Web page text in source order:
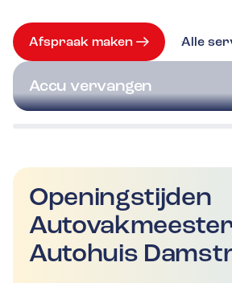
Afspraak maken Alle
Accu vervangen
Openingstijden
Autohuis